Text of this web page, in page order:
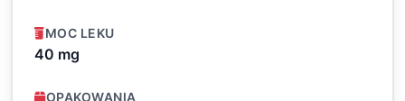
MOC LEKU
40 mg
OPAKOWANIA